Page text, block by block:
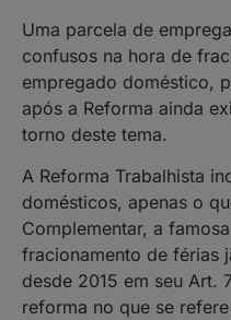
Uma parcela de
confusos na hora de
empregado doméstico,
após a Reforma ainda
torno deste tema.
A Reforma Trabalhista
domésticos, apenas o
Complementar, a
fracionamento de férias
desde 2015 em seu Art.
reforma no que se